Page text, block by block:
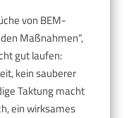
von BEM-
Maßnahmen“,
gut laufen:
kein sauberer
Taktung macht
ein wirksames